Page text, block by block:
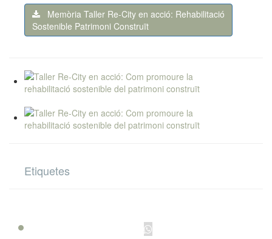
Memòria Taller Re-City en acció: Rehabilitació
Sostenible Patrimoni Construït
Etiquetes